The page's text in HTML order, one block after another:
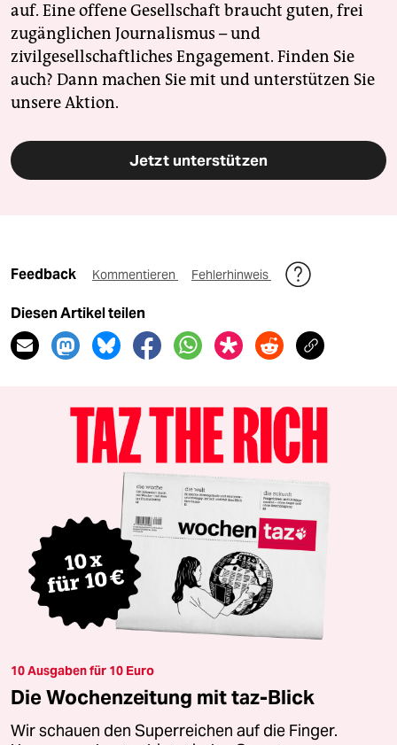
auf. Eine offene Gesellschaft braucht guten, frei
zugänglichen Journalismus – und
zivilgesellschaftliches Engagement. Finden Sie
auch? Dann machen Sie mit und unterstützen Sie
unsere Aktion.
Jetzt unterstützen
Feedback Kommentieren Fehlerhinweis
Diesen Artikel teilen
10 Ausgaben für 10 Euro
Die Wochenzeitung mit taz-Blick
Wir schauen den Superreichen auf die Finger.